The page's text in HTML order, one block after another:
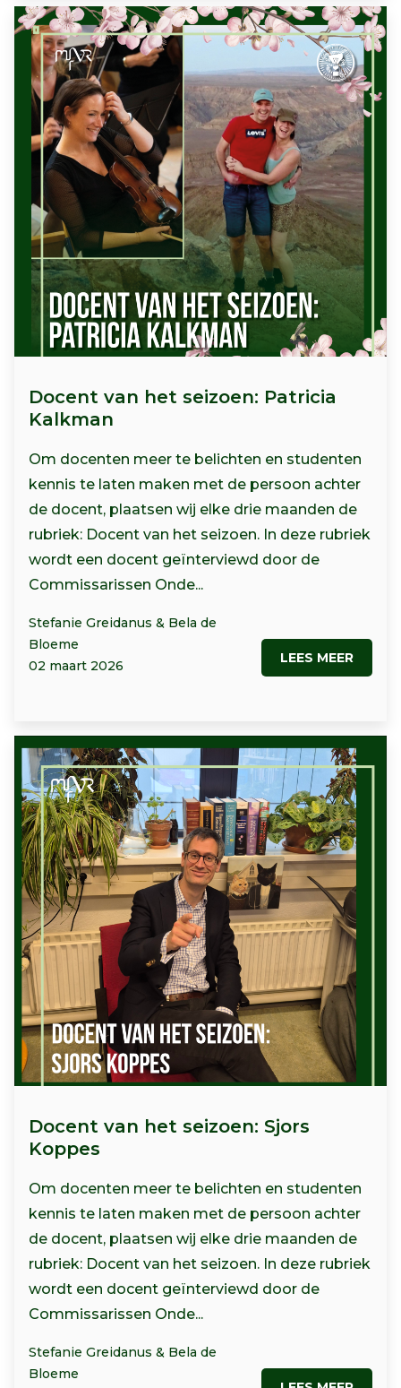
Docent van het seizoen: Patricia
Kalkman
Om docenten meer te belichten en studenten
kennis te laten maken met de persoon achter
de docent, plaatsen wij elke drie maanden de
rubriek: Docent van het seizoen. In deze rubriek
wordt een docent geïnterviewd door de
Commissarissen Onde...
Stefanie Greidanus & Bela de
Bloeme
02 maart 2026
LEES MEER
Docent van het seizoen: Sjors
Koppes
Om docenten meer te belichten en studenten
kennis te laten maken met de persoon achter
de docent, plaatsen wij elke drie maanden de
rubriek: Docent van het seizoen. In deze rubriek
wordt een docent geïnterviewd door de
Commissarissen Onde...
Stefanie Greidanus & Bela de
Bloeme